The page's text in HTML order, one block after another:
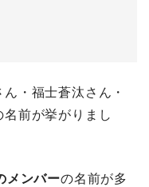
・福士蒼汰さん・
前が挙がりまし
メンバーの名前が多